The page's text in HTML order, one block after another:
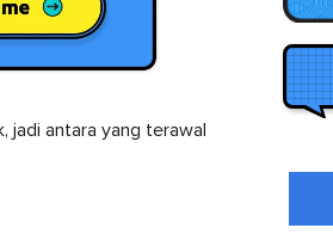
jadi antara yang terawal